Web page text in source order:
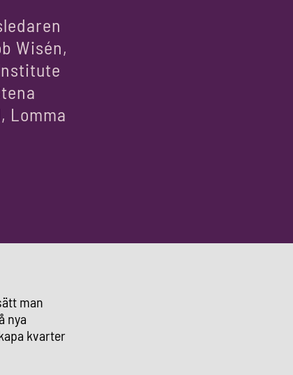
Wisén,
Lomma
man
nya
kvarter